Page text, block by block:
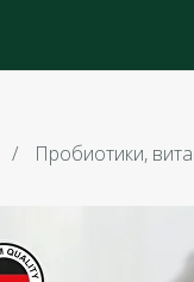
/ Пробиотики,